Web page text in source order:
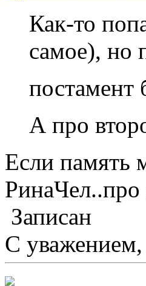
Как-то
самое), но
постамент
А про
Если память
Записан
С